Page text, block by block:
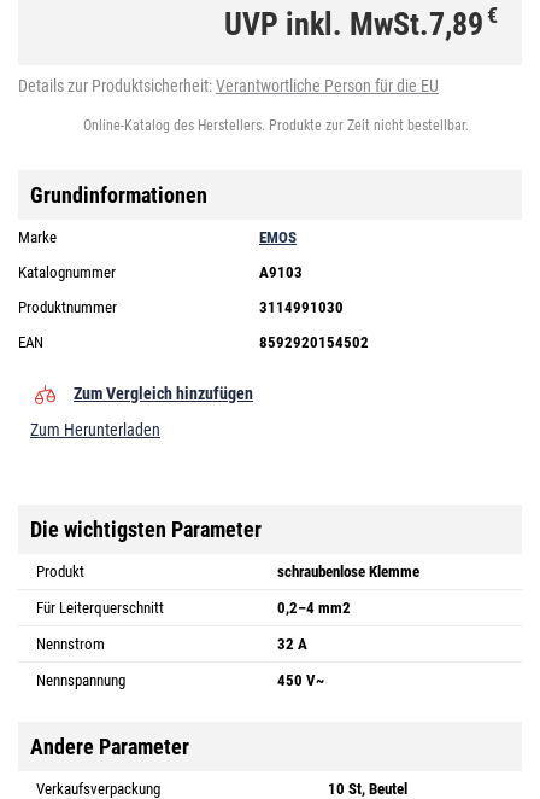
UVP inkl. MwSt.7,89€
Details zur Produktsicherheit:Verantwortliche Person für die EU
Online-Katalog des Herstellers. Produkte zur Zeit nicht bestellbar.
Grundinformationen
Marke
EMOS
Katalognummer
A9103
Produktnummer
3114991030
EAN
8592920154502
Zum Vergleich hinzufügen
Zum Herunterladen
Die wichtigsten Parameter
Produkt
schraubenlose Klemme
Für Leiterquerschnitt
0,2–4 mm2
Nennstrom
32 A
Nennspannung
450 V~
Andere Parameter
Verkaufsverpackung 10 St, Beutel